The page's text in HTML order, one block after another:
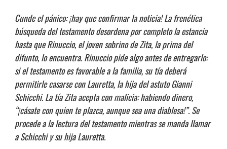
Cunde el pánico: ¡hay que confirmar la noticia! La frenética
búsqueda del testamento desordena por completo la estancia
hasta que Rinuccio, el joven sobrino de Zita, la prima del
difunto, lo encuentra. Rinuccio pide algo antes de entregarlo:
si el testamento es favorable a la familia, su tía deberá
permitirle casarse con Lauretta, la hija del astuto Gianni
Schicchi. La tía Zita acepta con malicia: habiendo dinero,
“¡cásate con quien te plazca, aunque sea una diablesa!”. Se
procede a la lectura del testamento mientras se manda llamar
a Schicchi y su hija Lauretta.